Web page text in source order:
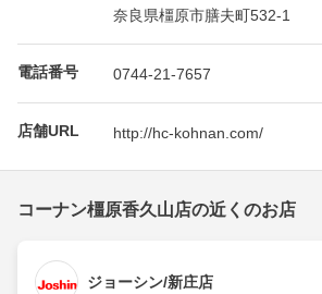
奈良県橿原市膳夫町532-1
電話番号 0744-21-7657
店舗URL http://hc-kohnan.com/
コーナン橿原香久山店の近くのお店
ジョーシン/新庄店